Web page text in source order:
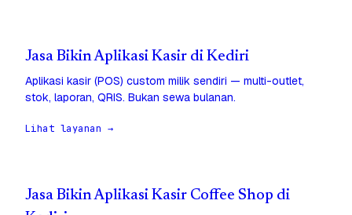
Jasa Bikin Aplikasi Kasir di Kediri
Aplikasi kasir (POS) custom milik sendiri — multi-outlet,
stok, laporan, QRIS. Bukan sewa bulanan.
Lihat layanan →
Jasa Bikin Aplikasi Kasir Coffee Shop di